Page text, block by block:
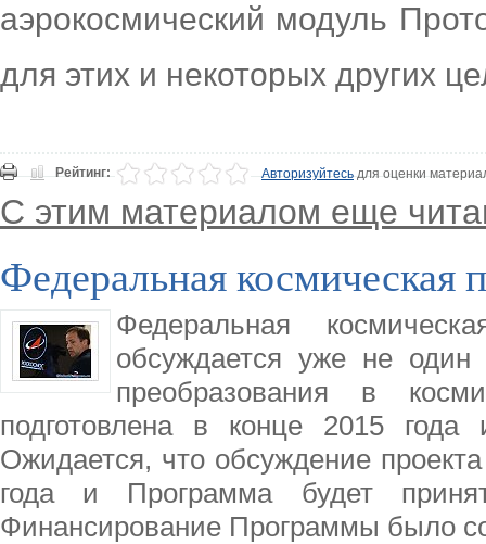
аэрокосмический модуль
для этих и некоторых других
Рейтинг: Авторизуйтесьдля оценки
С этим материалом еще
Федеральная космическая
Федеральная
обсуждается уже не один
преобразования в
подготовлена в конце 2015
Ожидается, что обсуждение
года и Программа будет
Финансирование Программы было